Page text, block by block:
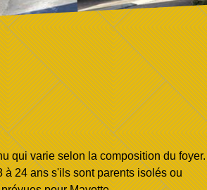
qui varie selon la composition du foyer.
à 24 ans s'ils sont parents isolés ou